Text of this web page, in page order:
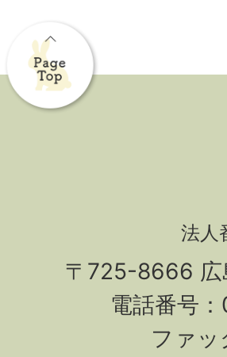
法
〒725-8666 広
電話番号
ファ